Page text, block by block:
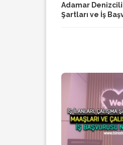
Adamar
Şartları ve İş